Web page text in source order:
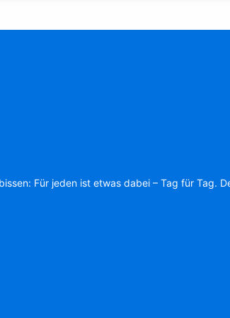
Für jeden ist etwas dabei – Tag für Tag.